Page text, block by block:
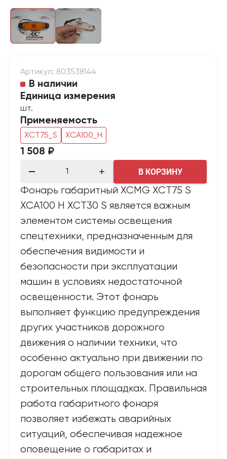
Артикул: 803538144
В наличии
Единица измерения
шт.
Применяемость
XCT75_S XCA100_H
1 508 ₽
В КОРЗИНУ
Фонарь габаритный XCMG XCT75 S
XCA100 H XCT30 S является важным
элементом системы освещения
спецтехники, предназначенным для
обеспечения видимости и
безопасности при эксплуатации
машин в условиях недостаточной
освещенности. Этот фонарь
выполняет функцию предупреждения
других участников дорожного
движения о наличии техники, что
особенно актуально при движении по
дорогам общего пользования или на
строительных площадках. Правильная
работа габаритного фонаря
позволяет избежать аварийных
ситуаций, обеспечивая надежное
оповещение о габаритах и